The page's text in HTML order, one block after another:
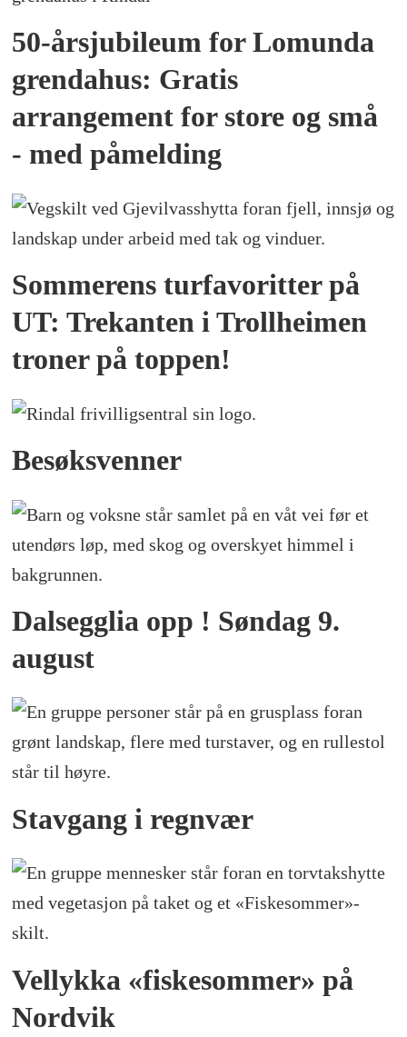
50-årsjubileum for Lomunda
grendahus: Gratis
arrangement for store og små
- med påmelding
Sommerens turfavoritter på
UT: Trekanten i Trollheimen
troner på toppen!
Besøksvenner
Dalsegglia opp ! Søndag 9.
august
Stavgang i regnvær
Vellykka «fiskesommer» på
Nordvik